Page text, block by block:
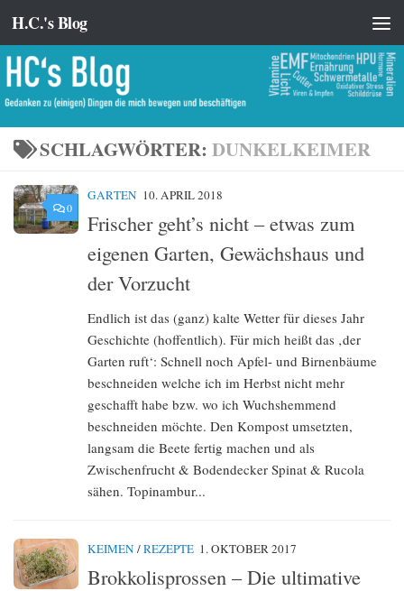
Zum Inhalt springen
H.C.'s Blog
SCHLAGWÖRTER: DUNKELKEIMER
0
GARTEN 10. APRIL 2018
Frischer geht’s nicht – etwas zum
eigenen Garten, Gewächshaus und
der Vorzucht
Endlich ist das (ganz) kalte Wetter für dieses Jahr
Geschichte (hoffentlich). Für mich heißt das ‚der
Garten ruft‘: Schnell noch Apfel- und Birnenbäume
beschneiden welche ich im Herbst nicht mehr
geschafft habe bzw. wo ich Wuchshemmend
beschneiden möchte. Den Kompost umsetzten,
langsam die Beete fertig machen und als
Zwischenfrucht & Bodendecker Spinat & Rucola
sähen. Topinambur...
KEIMEN /REZEPTE 1. OKTOBER 2017
Brokkolisprossen – Die ultimative